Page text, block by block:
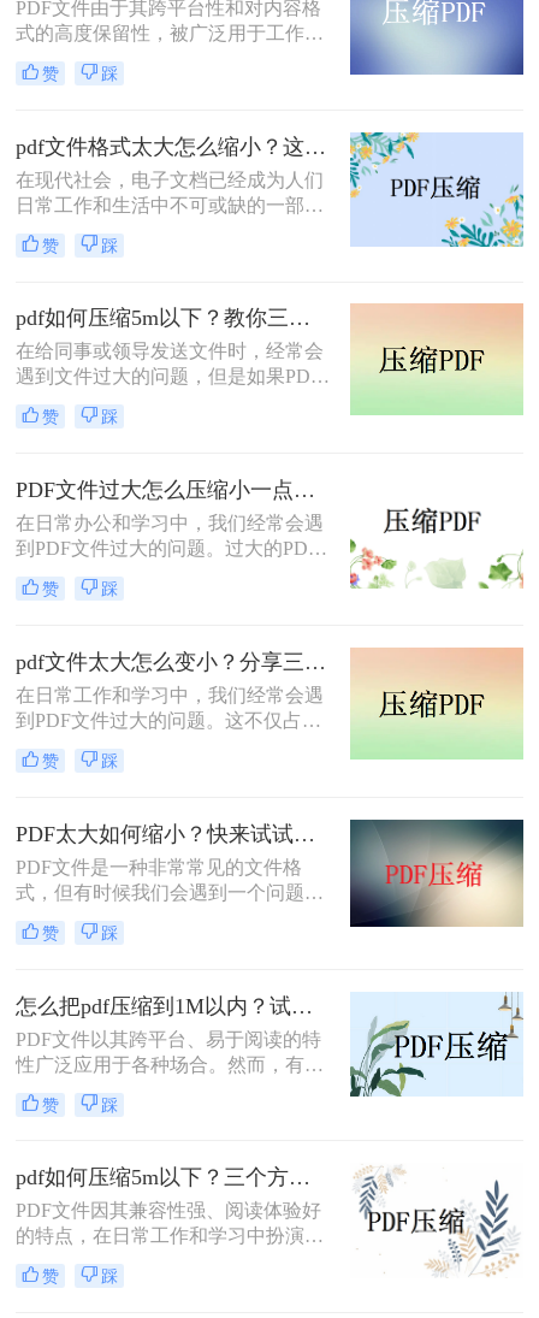
方法就显得尤为重要。本文将详细介
轻松解决这一问题。
PDF文件由于其跨平台性和对内容格
式的高度保留性，被广泛用于工作和
学习中。然而，有时我们可能会遇到
PDF文件过大，导致传输困难、存储
对PDF文件进行压缩。那么怎么压缩
PDF文件大小呢？本文将详细介绍几
种压缩PDF文件大小的方法。
赞 踩
pdf文件格式太大怎么缩小？这二个方法都可以缩小！
在现代社会，电子文档已经成为人们
日常工作和生活中不可或缺的一部
分。然而，有时候我们会遇到一个让
人头疼的问题——扫描后的PDF文件
文件格式太大怎么缩小呢？本文将为
您详细介绍一些可行的方法，让您轻
松应对这一问题。
赞 踩
pdf如何压缩5m以下？教你三个小妙招快学！
在给同事或领导发送文件时，经常会
遇到文件过大的问题，但是如果PDF
文件太大，上传会受到影响，那么如
何缩小PDF文件的面积而不影响文件
了，那么问题来了，该如何pdf压缩？
用什么工具会比较方便呢？
赞 踩
PDF文件过大怎么压缩小一点？这三种压缩方法快来看！
​在日常办公和学习中，我们经常会遇
到PDF文件过大的问题。过大的PDF
文件不仅占用了大量的存储空间，而
且在传输和分享时也极为不便。因
为了一个重要的需求。本文将介绍几
种常用的方法，帮助你轻松压缩PDF
文件。
赞 踩
pdf文件太大怎么变小？分享三种简单且实用的方法！
在日常工作和学习中，我们经常会遇
到PDF文件过大的问题。这不仅占用
了宝贵的存储空间，而且传输速度也
大大减缓，给我们的工作带来了极大
小难题，本文为大家提供了三种简单
且实用的方法来减小PDF文件的大
小。
赞 踩
PDF太大如何缩小？快来试试这二方法！
PDF文件是一种非常常见的文件格
式，但有时候我们会遇到一个问题：
文件太大了。当我们需要通过电子邮
件发送或者在网上上传PDF文件时，
PDF太大如何缩小呢？本文将介绍两
种简单而有效的方法，帮助你解决这
个问题。
赞 踩
怎么把pdf压缩到1M以内？试试这2种方法吧！
PDF文件以其跨平台、易于阅读的特
性广泛应用于各种场合。然而，有时
我们需要将PDF文件压缩到特定大
小，如1M以内，以满足上传、发送或
1M以内呢？本文将为您介绍几种有效
的PDF压缩方法，帮助您轻松将PDF
文件压缩到1M以内。
赞 踩
pdf如何压缩5m以下？三个方法值得一试！
PDF文件因其兼容性强、阅读体验好
的特点，在日常工作和学习中扮演着
重要角色。然而，随着文件内容的丰
富，PDF文件的大小也可能急剧增
赞 踩